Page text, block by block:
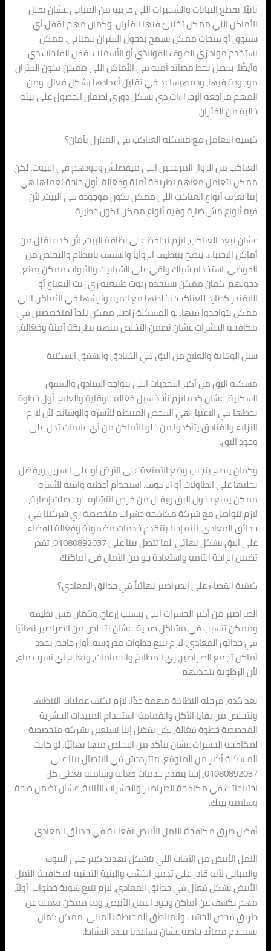
ثانيًا، نقطع النباتات والشجيرات اللي قريبة من المباني عشان نقلل
الأماكن اللي ممكن تختبئ فيها الفئران. وكمان مهم نقفل أي
شقوق أو فتحات ممكن تسمح بدخول الفئران للمباني. ممكن
نستخدم مواد زي الصوف الفولاذي أو الأسمنت لقفل الفتحات دي.
وأيضًا، يفضل نحط مصائد آمنة في الأماكن اللي ممكن تكون الفئران
موجودة فيها، وده هيساعد في تقليل أعدادها بشكل فعال. ومن
المهم مراجعة الإجراءات دي بشكل دوري لضمان الحصول على بيئة
خالية من الفئران.
كيفية التعامل مع مشكلة العناكب في المنازل بأمان؟
العناكب من الزوار المزعجين اللي ميفضلش وجودهم في البيوت، لكن
ممكن نتعامل معاهم بطريقة آمنة وفعّالة. أول حاجة نعملها هي
إننا نعرف أنواع العناكب اللي ممكن تكون موجودة في البيت، لأن
فيه أنواع مش ضارة وفيه أنواع ممكن تكون خطيرة.
عشان نبعد العناكب، لازم نحافظ على نظافة البيت، لأن كده نقلل من
أماكن الاختباء. ينصح بتنظيف الزوايا والسقف بانتظام والتخلص من
الفوضى. استخدام شباك واقي على الشبابيك والأبواب ممكن يمنع
دخولهم. كمان ممكن نستخدم زيوت طبيعية زي زيت النعناع أو
اللافندر كطارد للعناكب؛ نخلطها مع الميه ونرشها في الأماكن اللي
ممكن يتواجدوا فيها. لو المشكلة زادت، ممكن نلجأ لمتخصصين في
مكافحة الحشرات عشان نضمن التخلص منهم بطريقة آمنة وفعّالة.
سبل الوقاية والعلاج من البق في الفنادق والشقق السكنية
مشكلة البق من أكبر التحديات اللي بتواجه الفنادق والشقق
السكنية، عشان كده لازم نأخذ سبل فعّالة للوقاية والعلاج. أول خطوة
نحطها في الاعتبار هي الفحص المنتظم للأسرّة والوسائد، لأن لازم
النزلاء والفنادق يتأكدوا من خلو الأماكن من أي علامات تدل على
وجود البق.
وكمان ينصح بتجنب وضع الأمتعة على الأرض أو على السرير، ويفضل
نخليها على الطاولات أو الرفوف. استخدام أغطية واقية للأسرّة
ممكن يمنع دخول البق ويقلل من فرص انتشاره. لو حصلت إصابة،
لازم تتواصل مع شركة مكافحة حشرات متخصصة زي شركتنا في
حدائق المعادي، لأنه إحنا بنتقدم خدمات مضمونة وفعّالة للقضاء
على البق بشكل نهائي. لما تتصل بينا على 01080892037، تقدر
تضمن الراحة التامة واستعادة جو من الأمان في أماكنك.
كيفية القضاء على الصراصير نهائياً في حدائق المعادي؟
الصراصير من أكثر الحشرات اللي بتسبب إزعاج، وكمان مش نظيفة
وممكن تتسبب في مشاكل صحية. عشان نتخلص من الصراصير نهائيًا
في حدائق المعادي، لازم نتبع خطوات مدروسة. أول حاجة، نحدد
أماكن تجمع الصراصير، زي المطابخ والحمامات، ونعالج أي تسرب ماء،
لأن الرطوبة بتجذبهم.
بعد كده، مرحلة النظافة مهمة جدًا. لازم نكثف عمليات التنظيف
ونتخلص من بقايا الأكل والقمامة. استخدام المبيدات الحشرية
المخصصة خطوة فعّالة، لكن يفضل إننا نستعين بشركة متخصصة
لمكافحة الحشرات عشان نتأكد من التخلص منها نهائيًا. لو كانت
المشكلة أكبر من المتوقع، متترددش في الاتصال بينا على
01080892037، إحنا بنقدم خدمات فعالة وشاملة تغطي كل
احتياجاتك في مكافحة الصراصير والحشرات الثانية، عشان تضمن صحة
وسلامة بيتك.
أفضل طرق مكافحة النمل الأبيض بفعالية في حدائق المعادي
النمل الأبيض من الآفات اللي بتشكل تهديد كبير على البيوت
والمباني لأنه قادر على تدمير الخشب والبنية التحتية. لمكافحة النمل
الأبيض بشكل فعال في حدائق المعادي، لازم نتبع شوية خطوات. أولاً،
مهم نكشف عن أماكن وجود النمل الأبيض، وده ممكن نعمله عن
طريق فحص الخشب والمناطق المحيطة بالمبنى. ممكن كمان
نستخدم مصائد خاصة عشان تساعدنا نحدد النشاط.